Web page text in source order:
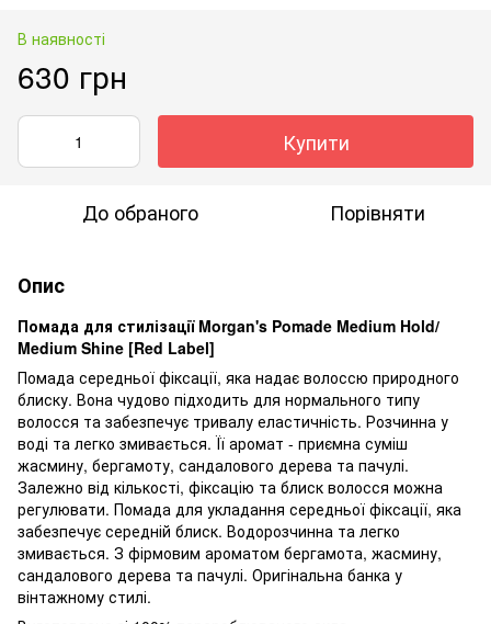
В наявності
630 грн
Купити
До обраного Порівняти
Опис
Помада для стилізації Morgan's Pomade Medium Hold/
Medium Shine [Red Label]
Помада середньої фіксації, яка надає волоссю природного
блиску. Вона чудово підходить для нормального типу
волосся та забезпечує тривалу еластичність. Розчинна у
воді та легко змивається. Її аромат - приємна суміш
жасмину, бергамоту, сандалового дерева та пачулі.
Залежно від кількості, фіксацію та блиск волосся можна
регулювати. Помада для укладання середньої фіксації, яка
забезпечує середній блиск. Водорозчинна та легко
змивається. З фірмовим ароматом бергамота, жасмину,
сандалового дерева та пачулі. Оригінальна банка у
вінтажному стилі.